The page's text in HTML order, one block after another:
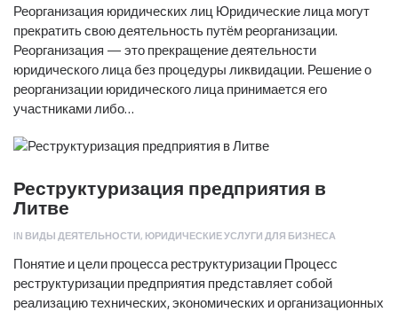
Реорганизация юридических лиц Юридические лица могут
прекратить свою деятельность путём реорганизации.
Реорганизация — это прекращение деятельности
юридического лица без процедуры ликвидации. Решение о
реорганизации юридического лица принимается его
участниками либо…
Реструктуризация предприятия в
Литве
IN ВИДЫ ДЕЯТЕЛЬНОСТИ, ЮРИДИЧЕСКИЕ УСЛУГИ ДЛЯ БИЗНЕСА
Понятие и цели процесса реструктуризации Процесс
реструктуризации предприятия представляет собой
реализацию технических, экономических и организационных